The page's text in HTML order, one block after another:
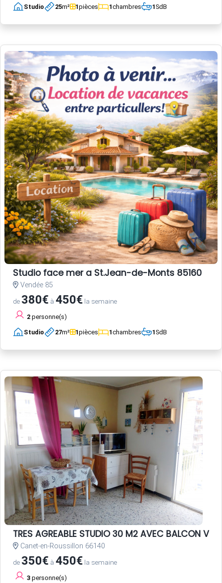
Studio 25m² 1pièces 1chambres 1SdB
Studio face mer a St.Jean-de-Monts 85160
Vendée 85
de 380€ à 450€ la semaine
2 personne(s)
Studio 27m² 1pièces 1chambres 1SdB
TRES AGREABLE STUDIO 30 M2 AVEC BALCON VUE
Canet-en-Roussillon 66140
de 350€ à 450€ la semaine
3 personne(s)